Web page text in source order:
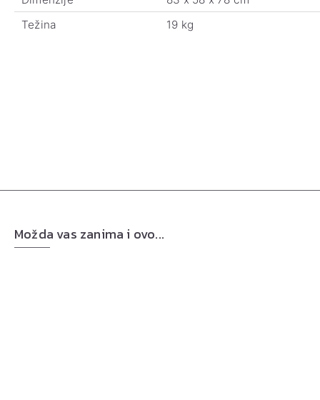
Težina
19 kg
Možda vas zanima i ovo...